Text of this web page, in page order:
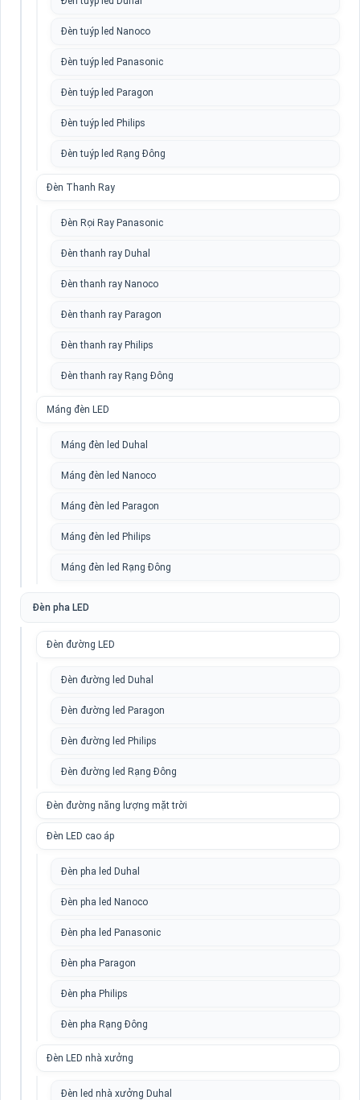
Đèn tuýp led Nanoco
Đèn tuýp led Panasonic
Đèn tuýp led Paragon
Đèn tuýp led Philips
Đèn tuýp led Rạng Đông
Đèn Thanh Ray
Đèn Rọi Ray Panasonic
Đèn thanh ray Duhal
Đèn thanh ray Nanoco
Đèn thanh ray Paragon
Đèn thanh ray Philips
Đèn thanh ray Rạng Đông
Máng đèn LED
Máng đèn led Duhal
Máng đèn led Nanoco
Máng đèn led Paragon
Máng đèn led Philips
Máng đèn led Rạng Đông
Đèn pha LED
Đèn đường LED
Đèn đường led Duhal
Đèn đường led Paragon
Đèn đường led Philips
Đèn đường led Rạng Đông
Đèn đường năng lượng mặt trời
Đèn LED cao áp
Đèn pha led Duhal
Đèn pha led Nanoco
Đèn pha led Panasonic
Đèn pha Paragon
Đèn pha Philips
Đèn pha Rạng Đông
Đèn LED nhà xưởng
Đèn led nhà xưởng Duhal